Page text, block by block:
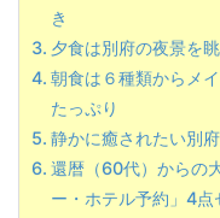
き
夕食は別府の夜景を
朝食は６種類からメ
たっぷり
静かに癒されたい別
還暦（60代）からの
ー・ホテル予約」4点